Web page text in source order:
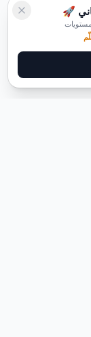
🚀